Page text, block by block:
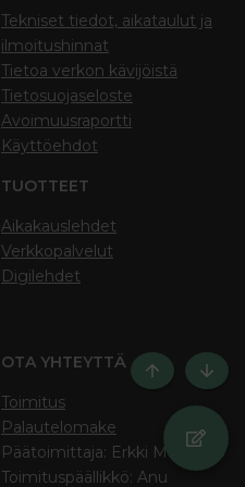
Tekniset tiedot, aikataulut ja
ilmoitushinnat
Tietoa verkon kävijöistä
Tietosuojaseloste
Avoimuusraportti
Käyttöehdot
TUOTTEET
Aikakauslehdet
Verkkopalvelut
Digilehdet
OTA YHTEYTTÄ
Toimitus
Palautelomake
Päätoimittaja: Erkki Meriluoto
Toimituspäällikkö: Anu
Ylös